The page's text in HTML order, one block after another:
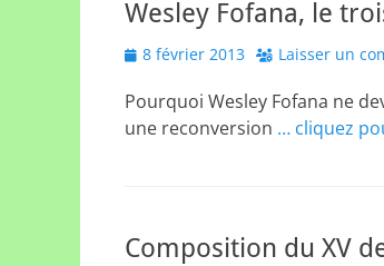
Wesley Fofana, le
Posted
8 février 2013 Laisser un
Pourquoi Wesley Fofana ne
une reconversion … cliquez
Composition du XV